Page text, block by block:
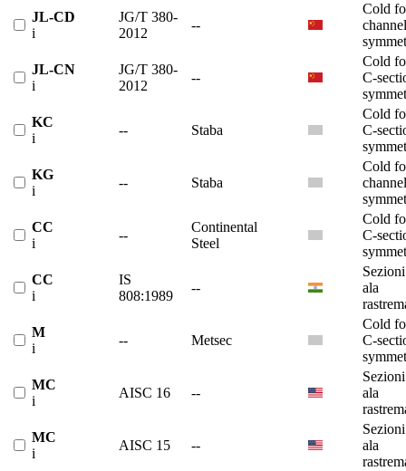
JL-CD
i
JG/T 380-
2012
--
Cold
JL-CN
i
JG/T 380-
2012
--
Cold
C-
KC
i
-- Staba
Cold
C-
KG
i
-- Staba
Cold
CC
i
--
Continental
Steel
Cold
C-
CC
i
IS
808:1989
--
ala
M
i
-- Metsec
Cold
C-
MC
i
AISC 16 --
ala
MC
i
AISC 15 --
ala